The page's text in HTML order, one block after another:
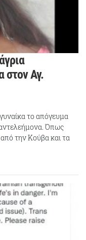
στον Αγ.
το απόγευμα
Όπως
την Κούβα και τα